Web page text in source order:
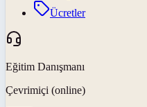
Ücretler
Eğitim Danışmanı
Çevrimiçi (online)